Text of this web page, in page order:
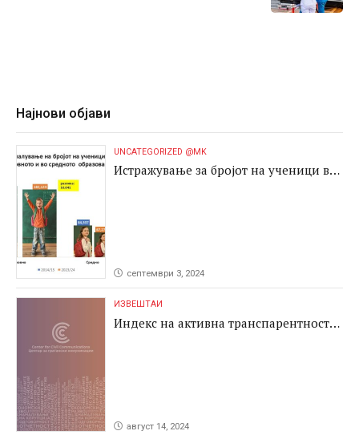
Најнови објави
UNCATEGORIZED @MK
Истражување за бројот на ученици во
септември 3, 2024
ИЗВЕШТАИ
Индекс на активна транспарентност
август 14, 2024